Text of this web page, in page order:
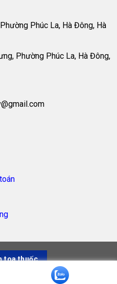
Phúc La, Hà Đông, Hà
Phường Phúc La, Hà Đông,
toa thuốc